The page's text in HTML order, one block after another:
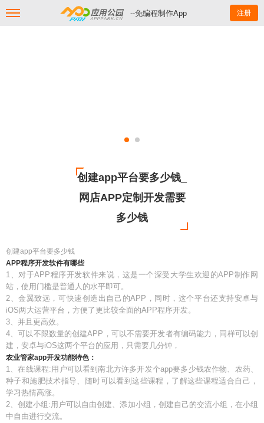
--免编程制作App 注册
创建app平台要多少钱_
网店APP定制开发需要
多少钱
创建app平台要多少钱
APP程序开发软件有哪些
1、对于APP程序开发软件来说，这是一个深受大学生欢迎的APP制作网
站，使用门槛是普通人的水平即可。
2、金翼致远，可快速创造出自己的APP，同时，这个平台还支持安卓与
iOS两大运营平台，方便了更比较全面的APP程序开发。
3、并且更高效。
4、可以不限数量的创建APP，可以不需要开发者有编码能力，同样可以创
建，安卓与iOS这两个平台的应用，只需要几分钟，
农业管家app开发功能特色：
1、在线课程:用户可以看到南北方许多开发个app要多少钱农作物、农药、
种子和施肥技术指导、随时可以看到这些课程，了解这些课程适合自己，
学习热情高涨。
2、创建小组:用户可以自由创建、添加小组，创建自己的交流小组，在小组
中自由进行交流。